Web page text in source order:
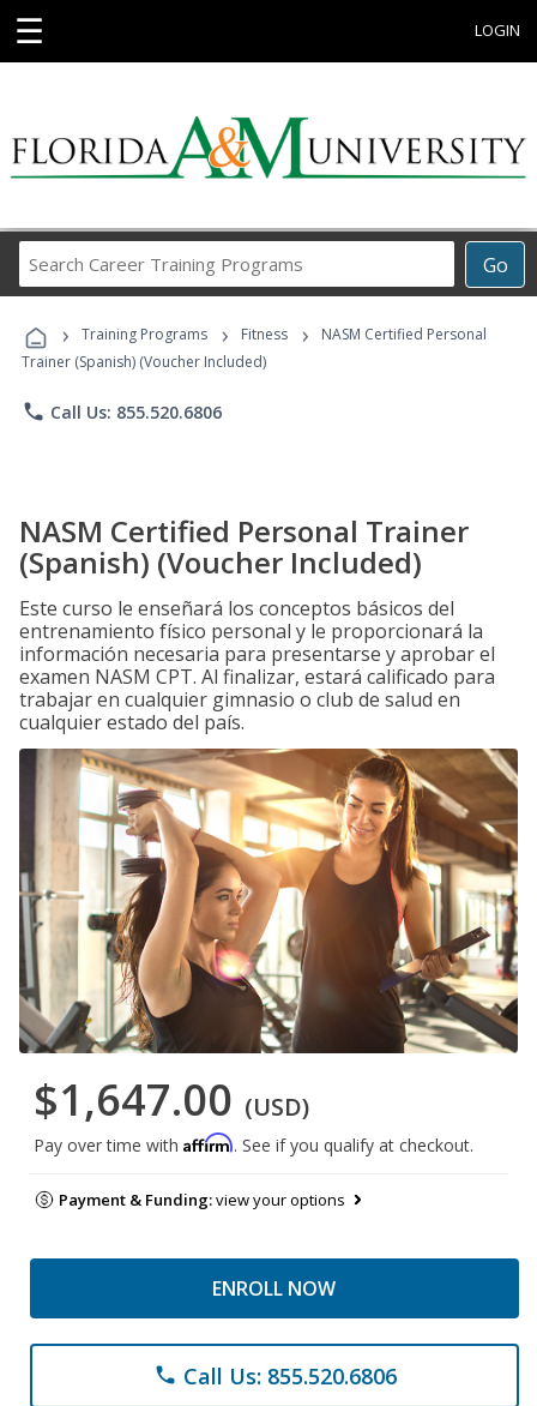
☰ LOGIN
Go
Career
Programs
› Training Programs › Fitness ›
NASM Certified Personal
Trainer (Spanish) (Voucher Included)
phone Call Us: 855.520.6806
NASM Certified Personal Trainer
(Spanish) (Voucher Included)
Este curso le enseñará los conceptos básicos del
entrenamiento físico personal y le proporcionará la
información necesaria para presentarse y aprobar el
examen NASM CPT. Al finalizar, estará calificado para
trabajar en cualquier gimnasio o club de salud en
cualquier estado del país.
$1,647.00 (USD)
Pay over time with Affirm. See if you qualify at checkout.
Payment & Funding:view your options
ENROLL NOW
phone Call Us: 855.520.6806